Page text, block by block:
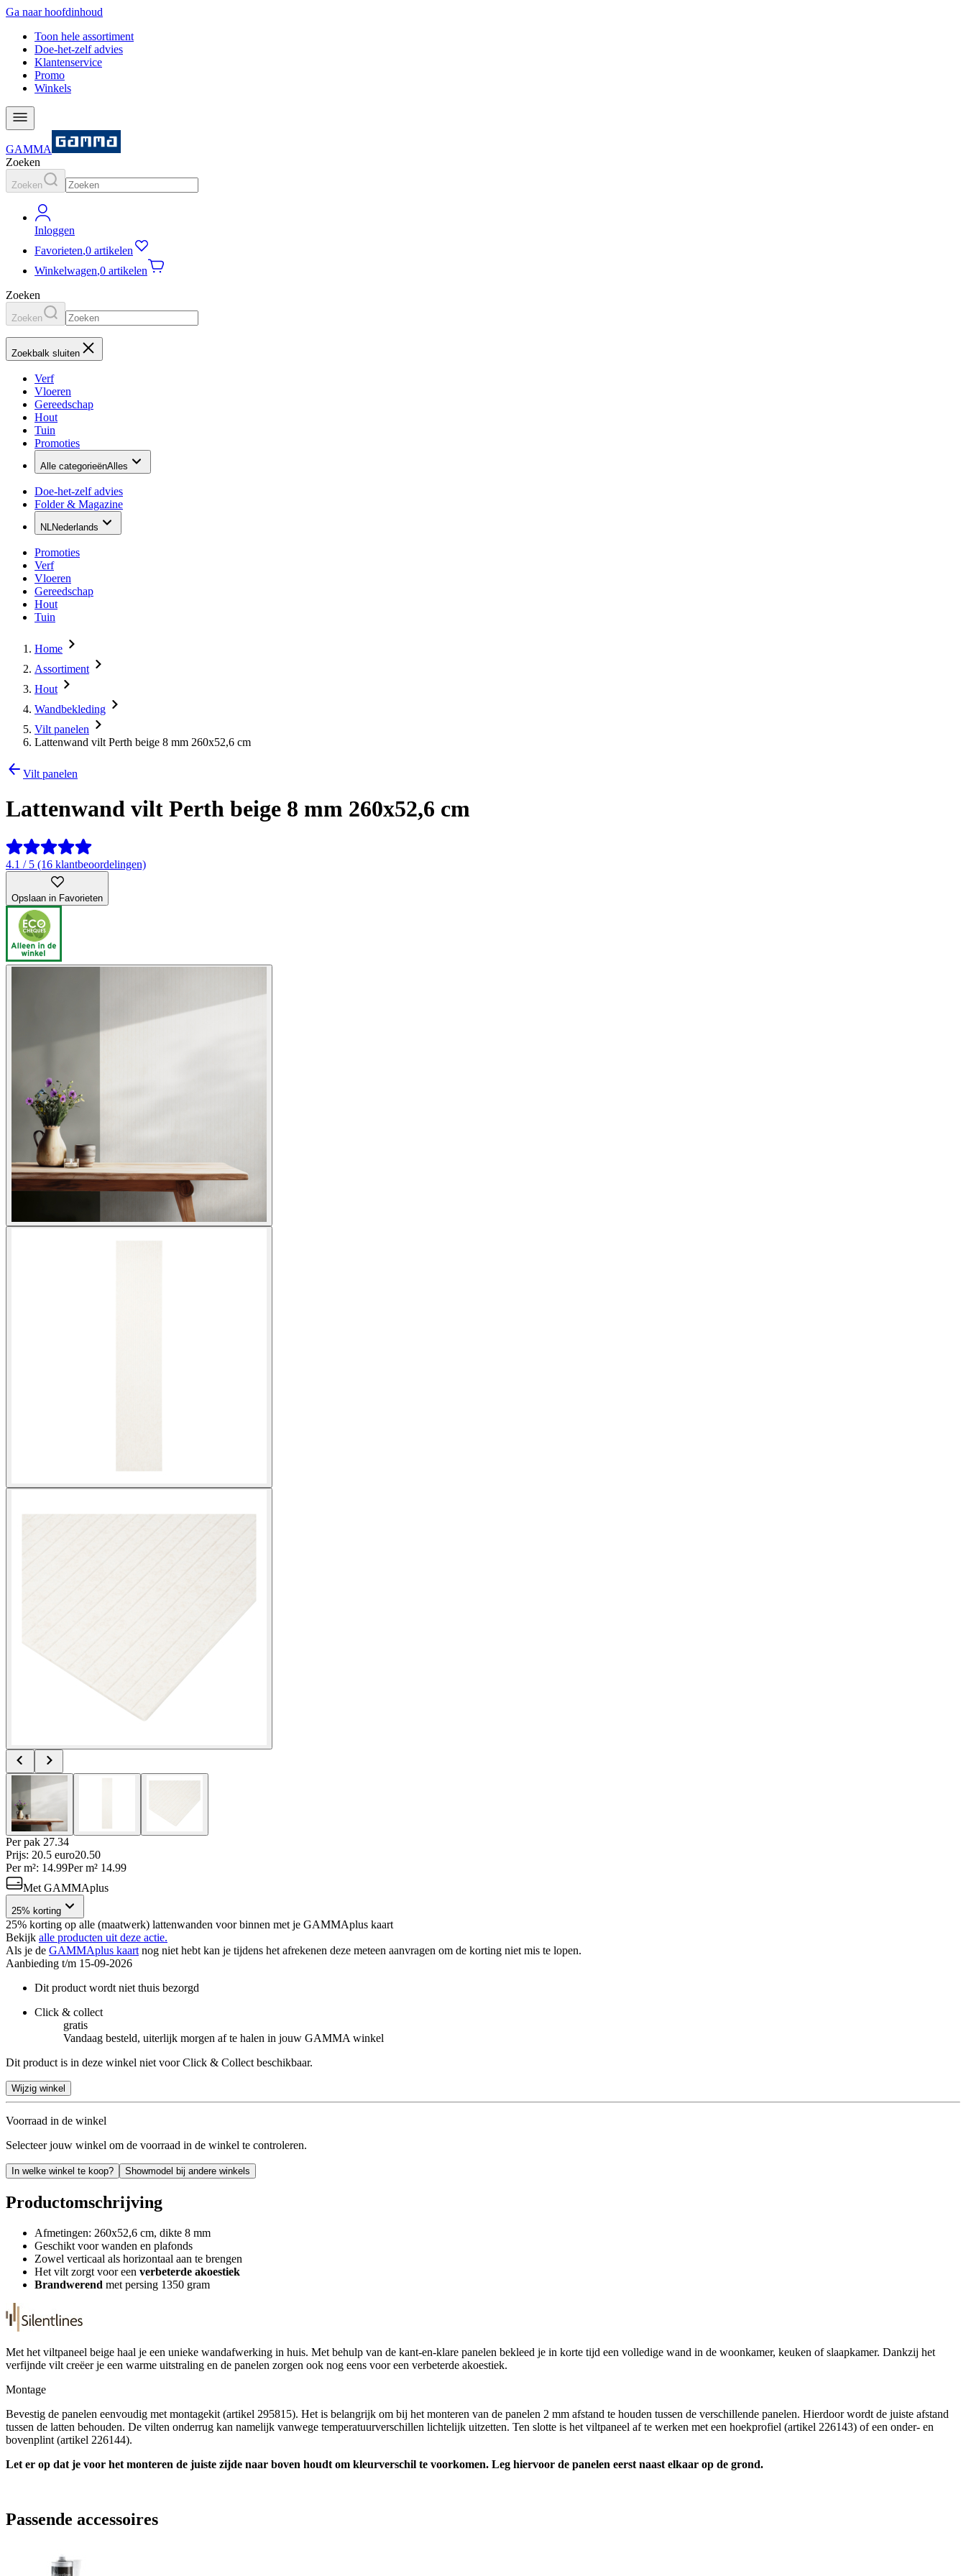
Ga naar hoofdinhoud
Toon hele assortiment
Doe-het-zelf advies
Klantenservice
Promo
Winkels
GAMMA
Zoeken
Zoeken
Inloggen
Favorieten,0 artikelen
Winkelwagen,0 artikelen
Zoeken
Zoeken
Zoekbalk sluiten
Verf
Vloeren
Gereedschap
Hout
Tuin
Promoties
Alle categorieënAlles
Doe-het-zelf advies
Folder & Magazine
NLNederlands
Promoties
Verf
Vloeren
Gereedschap
Hout
Tuin
Home
Assortiment
Hout
Wandbekleding
Vilt panelen
Lattenwand vilt Perth beige 8 mm 260x52,6 cm
Vilt panelen
Lattenwand vilt Perth beige 8 mm 260x52,6 cm
4.1 / 5 (16 klantbeoordelingen)
Opslaan in Favorieten
Per pak 27.34
Prijs: 20.5 euro20.50
Per m²: 14.99Per m² 14.99
Met GAMMAplus
25% korting
25% korting op alle (maatwerk) lattenwanden voor binnen met je GAMMAplus kaart
Bekijk alle producten uit deze actie.
Als je de GAMMAplus kaart nog niet hebt kan je tijdens het afrekenen deze meteen aanvragen om de korting niet mis te lopen.
Aanbieding t/m 15-09-2026
Dit product wordt niet thuis bezorgd
Click & collect
gratis
Vandaag besteld, uiterlijk morgen af te halen in jouw GAMMA winkel
Dit product is in deze winkel niet voor Click & Collect beschikbaar.
Wijzig winkel
Voorraad in de winkel
Selecteer jouw winkel om de voorraad in de winkel te controleren.
In welke winkel te koop? Showmodel bij andere winkels
Productomschrijving
Afmetingen: 260x52,6 cm, dikte 8 mm
Geschikt voor wanden en plafonds
Zowel verticaal als horizontaal aan te brengen
Het vilt zorgt voor een verbeterde akoestiek
Brandwerend met persing 1350 gram
Met het viltpaneel beige haal je een unieke wandafwerking in huis. Met behulp van de kant-en-klare panelen bekleed je in korte tijd een volledige wand in de woonkamer, keuken of slaapkamer. Dankzij het
verfijnde vilt creëer je een warme uitstraling en de panelen zorgen ook nog eens voor een verbeterde akoestiek.
Montage
Bevestig de panelen eenvoudig met montagekit (artikel 295815). Het is belangrijk om bij het monteren van de panelen 2 mm afstand te houden tussen de verschillende panelen. Hierdoor wordt de juiste afstand
tussen de latten behouden. De vilten onderrug kan namelijk vanwege temperatuurverschillen lichtelijk uitzetten. Ten slotte is het viltpaneel af te werken met een hoekprofiel (artikel 226143) of een onder- en
bovenplint (artikel 226144).
Let er op dat je voor het monteren de juiste zijde naar boven houdt om kleurverschil te voorkomen. Leg hiervoor de panelen eerst naast elkaar op de grond.
Passende accessoires